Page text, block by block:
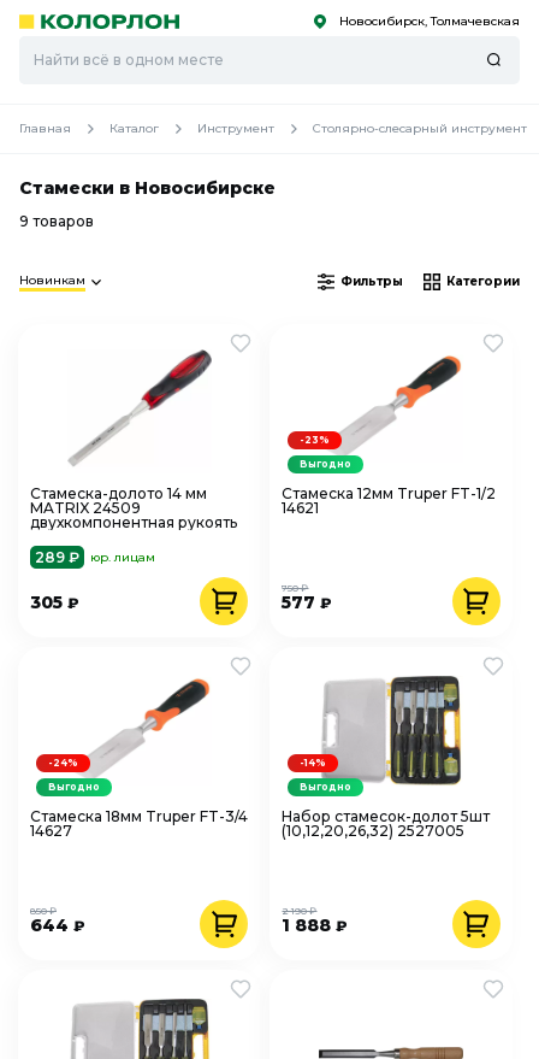
Скоро
Скоро Новосибирск, Толмачевская
Главная Каталог Инструмент Столярно-слесарный инструмент
Стамески в Новосибирске
9 товаров
Новинкам Фильтры Категории
Стамеска-долото 14 мм
MATRIX 24509
двухкомпонентная рукоять
289 ₽
юр. лицам
305 ₽
Стамеска 12мм Truper FT-1/2
14621
577₽
750 ₽
-23%
Выгодно
Стамеска 18мм Truper FT-3/4
14627
644 ₽
850 ₽
-24%
Выгодно
Набор стамесок-долот 5шт
(10,12,20,26,32) 2527005
1 888₽
2 190 ₽
-14%
Выгодно